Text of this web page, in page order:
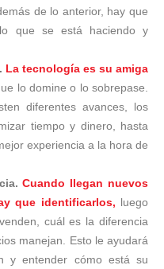
de lo anterior, hay que
que se está haciendo y
La tecnología es su amiga
lo domine o lo sobrepase.
diferentes avances, los
tiempo y dinero, hasta
experiencia a la hora de
Cuando llegan nuevos
que identificarlos, luego
cuál es la diferencia
manejan. Esto le ayudará
y entender cómo está su